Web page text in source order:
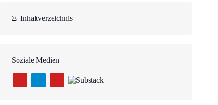
Ξ Inhaltverzeichnis
Soziale Medien